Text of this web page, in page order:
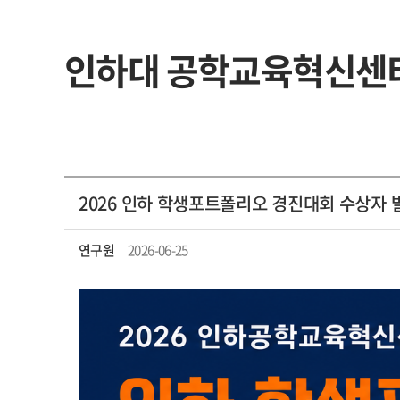
인하대 공학교육혁신센
2026 인하 학생포트폴리오 경진대회 수상자
연구원 2026-06-25